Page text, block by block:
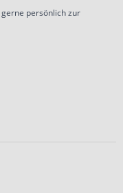
persönlich zur